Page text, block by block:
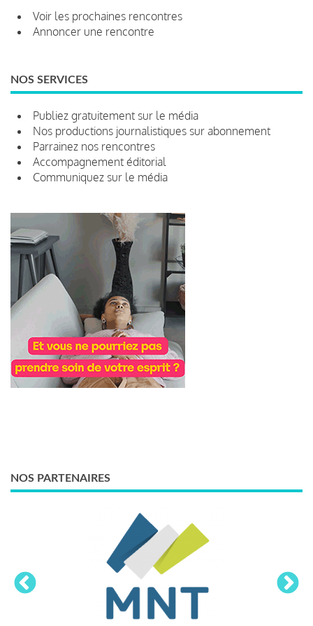
Voir les prochaines rencontres
Annoncer une rencontre
NOS SERVICES
Publiez gratuitement sur le média
Nos productions journalistiques sur abonnement
Parrainez nos rencontres
Accompagnement éditorial
Communiquez sur le média
NOS PARTENAIRES